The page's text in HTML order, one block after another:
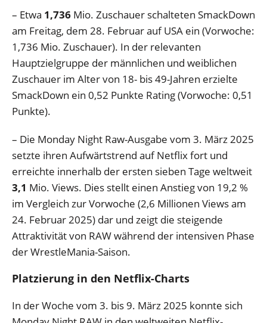
– Etwa 1,736 Mio. Zuschauer schalteten SmackDown
am Freitag, dem 28. Februar auf USA ein (Vorwoche:
1,736 Mio. Zuschauer). In der relevanten
Hauptzielgruppe der männlichen und weiblichen
Zuschauer im Alter von 18- bis 49-Jahren erzielte
SmackDown ein 0,52 Punkte Rating (Vorwoche: 0,51
Punkte).
– Die Monday Night Raw-Ausgabe vom 3. März 2025
setzte ihren Aufwärtstrend auf Netflix fort und
erreichte innerhalb der ersten sieben Tage weltweit
3,1 Mio. Views. Dies stellt einen Anstieg von 19,2 %
im Vergleich zur Vorwoche (2,6 Millionen Views am
24. Februar 2025) dar und zeigt die steigende
Attraktivität von RAW während der intensiven Phase
der WrestleMania-Saison.
Platzierung in den Netflix-Charts
In der Woche vom 3. bis 9. März 2025 konnte sich